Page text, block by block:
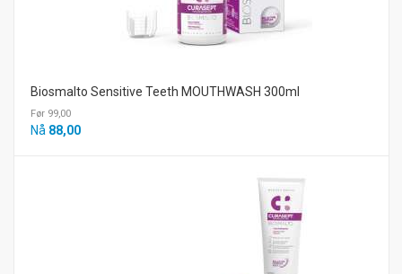
Biosmalto Sensitive Teeth MOUTHWASH 300ml
Før 99,00
Nå 88,00